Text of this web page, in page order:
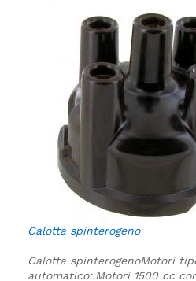
Calotta spinterogeno
Calotta spinterogenoMotori
automatico:.Motori 1500 cc